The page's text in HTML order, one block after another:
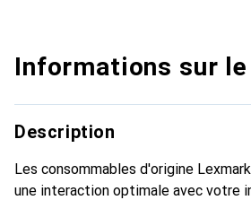
Informations sur
Description
Les consommables d'origine
une interaction optimale avec votre